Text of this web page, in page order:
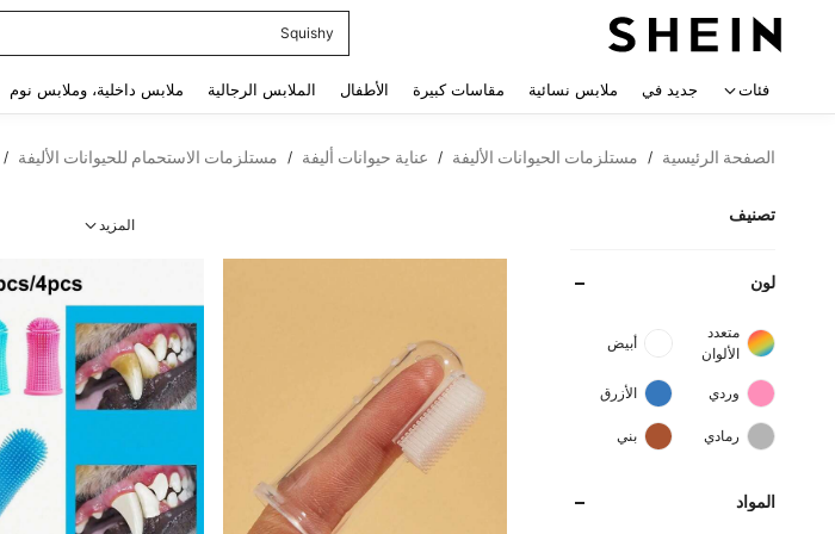
Squishy
فئات جديد في ملابس نسائية مقاسات كبيرة الأطفال الملابس الرجالية ملابس داخلية، وملابس نوم
الصفحة الرئيسية / مستلزمات الحيوانات الأليفة / عناية حيوانات أليفة / مستلزمات الاستحمام للحيوانات الأليفة /
تصنيف
لون
متعدد
الألوان
أبيض
وردي الأزرق
رمادي بني
المواد
المزيد